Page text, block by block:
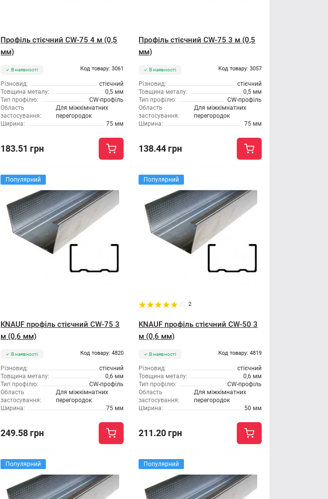
Профіль стієчний CW-75 4 м (0,5
мм)
В наявності Код товару: 3061
Різновид:
стієчний
Товщина металу:
0,5 мм
Тип профілю:
CW-профіль
Область
застосування:
Для міжкімнатних
перегородок
Ширина:
75 мм
183.51 грн
Профіль стієчний CW-75 3 м (0,5
мм)
В наявності Код товару: 3057
Різновид:
стієчний
Товщина металу:
0,5 мм
Тип профілю:
CW-профіль
Область
застосування:
Для міжкімнатних
перегородок
Ширина:
75 мм
138.44 грн
Популярний
KNAUF профіль стієчний CW-75 3
м (0,6 мм)
В наявності Код товару: 4820
Різновид:
стієчний
Товщина металу:
0,6 мм
Тип профілю:
CW-профіль
Область
застосування:
Для міжкімнатних
перегородок
Ширина:
75 мм
249.58 грн
Популярний
2
KNAUF профіль стієчний CW-50 3
м (0,6 мм)
В наявності Код товару: 4819
Різновид:
стієчний
Товщина металу:
0,6 мм
Тип профілю:
CW-профіль
Область
застосування:
Для міжкімнатних
перегородок
Ширина:
50 мм
211.20 грн
Популярний Популярний